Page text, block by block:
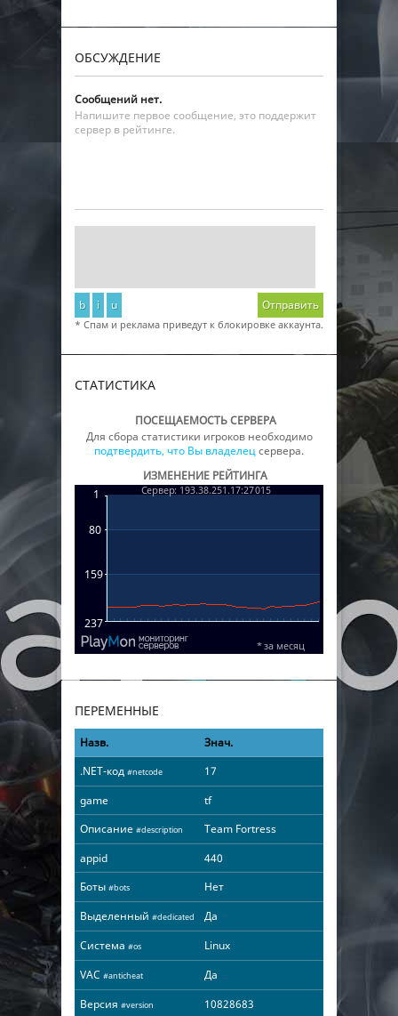
ОБСУЖДЕНИЕ
Сообщений нет.
Напишите первое сообщение, это поддержит
сервер в рейтинге.
b i u Отправить
* Спам и реклама приведут к блокировке аккаунта.
СТАТИСТИКА
ПОСЕЩАЕМОСТЬ СЕРВЕРА
Для сбора статистики игроков необходимо
подтвердить, что Вы владелецсервера.
ИЗМЕНЕНИЕ РЕЙТИНГА
ПЕРЕМЕННЫЕ
Назв.
Знач.
.NET-код #netcode
17
game
tf
Описание #description
Team Fortress
appid
440
Боты #bots
Нет
Выделенный #dedicated
Да
Система #os
Linux
VAC #anticheat
Да
Версия #version 10828683